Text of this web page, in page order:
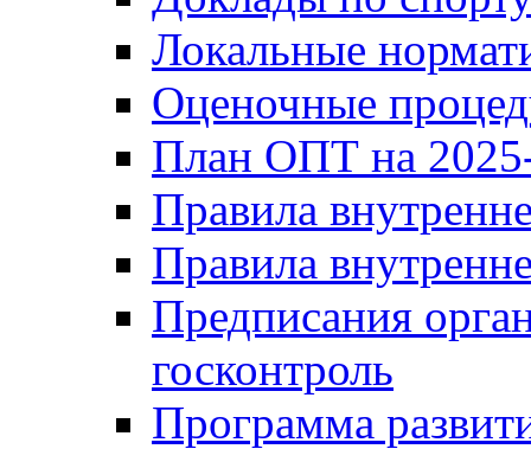
Локальные
Оценочные
План ОПТ на
Правила
Правила
Предписания
госконтроль
Программа